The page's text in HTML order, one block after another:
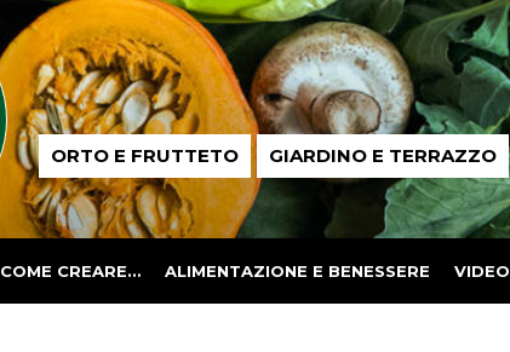
Passione
in ORTO E FRUTTETO GIARDINO E TERRAZZO
COME CREARE… ALIMENTAZIONE E BENESSERE VIDEO